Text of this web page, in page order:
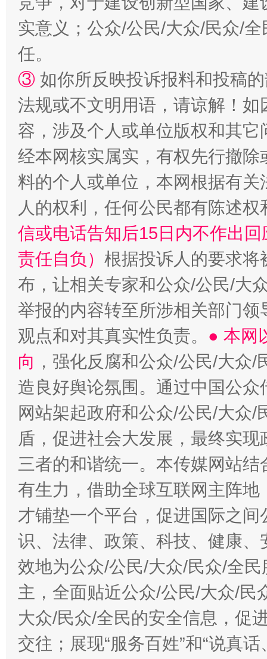
“蜀中异人”王建安的艺术幻境
实意义；公众/公民/大众/民众/
任。
③ 如你所反映投诉报料和投稿
法规或不文明用语，请谅解！
容，涉及个人或单位版权和其它
经本网核实属实，有权先行撤
料的个人或单位，本网根据有
人的权利，任何公民都有陈述
信或电话告知后15日内不作出
责任自负） 根据投诉人的要求将
布，让相关专家和公众/公民/大
举报的内容转至所涉相关部门
观点和对其真实性负责。 ● 本网
向 ，强化反腐和公众/公民/大众
造良好舆论氛围。通过中国公
网站架起政府和公众/公民/大众
盾，促进社会大发展，最终实
三者的和谐统一。本传媒网站
有生力，借助全球互联网主阵
才铺垫一个平台，促进国际之
识、法律、政策、科技、健康
效地为公众/公民/大众/民众/全
主，全面贴近公众/公民/大众/民
大众/民众/全民的安全信息，促
交往；展现“服务百姓”和“说真